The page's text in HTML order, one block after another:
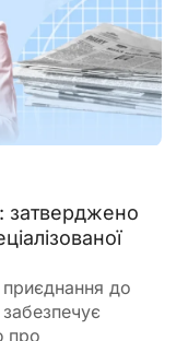
затверджено
до
про